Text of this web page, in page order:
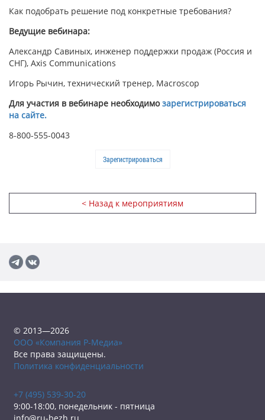
Как подобрать решение под конкретные требования?
Ведущие вебинара:
Александр Савиных, инженер поддержки продаж (Россия и
СНГ), Axis Communications
Игорь Рычин, технический тренер, Macroscop
Для участия в вебинаре необходимозарегистрироваться
на сайте.
8-800-555-0043
Зарегистрироваться
< Назад к мероприятиям
© 2013—2026
ООО «Компания Р-Медиа»
Все права защищены.
Политика конфиденциальности
+7 (495) 539-30-20
9:00-18:00, понедельник - пятница